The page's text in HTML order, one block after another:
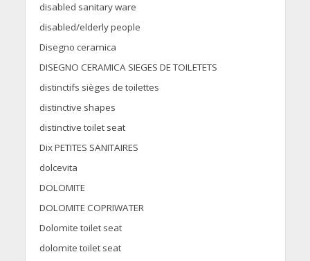
disabled sanitary ware
disabled/elderly people
Disegno ceramica
DISEGNO CERAMICA SIEGES DE TOILETETS
distinctifs sièges de toilettes
distinctive shapes
distinctive toilet seat
Dix PETITES SANITAIRES
dolcevita
DOLOMITE
DOLOMITE COPRIWATER
Dolomite toilet seat
dolomite toilet seat